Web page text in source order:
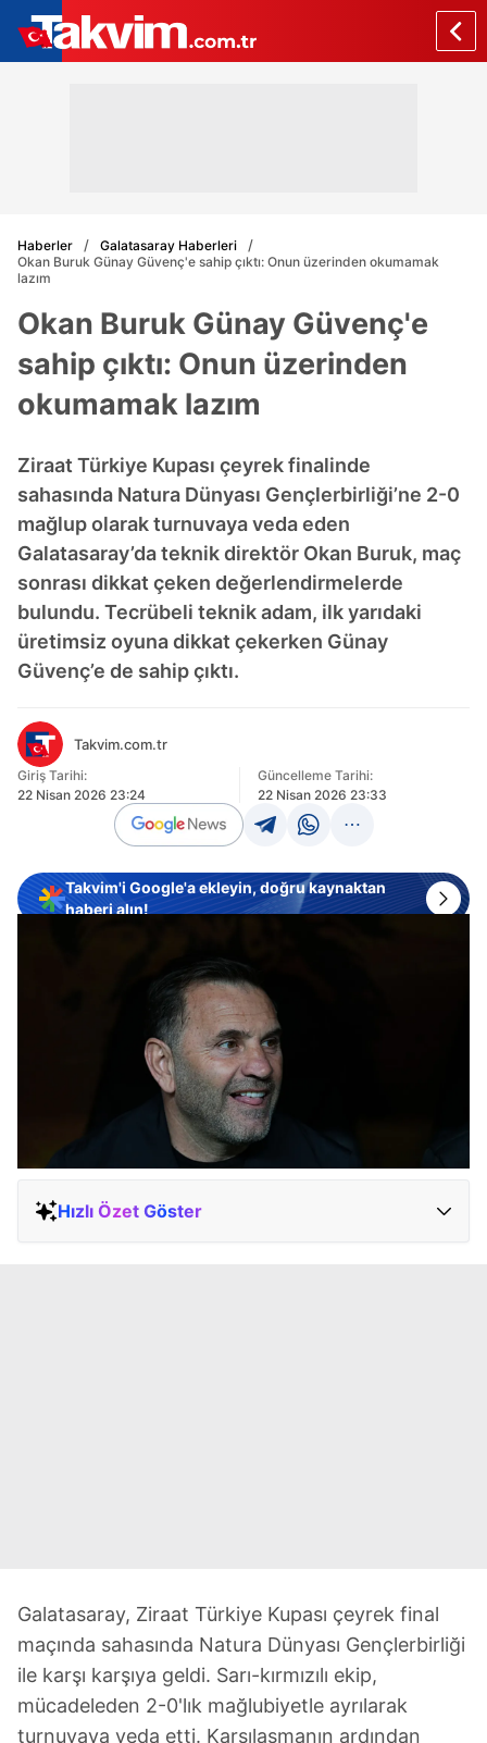
Haberler
Galatasaray Haberleri
Okan Buruk Günay Güvenç'e sahip çıktı: Onun üzerinden okumamak
lazım
Okan Buruk Günay Güvenç'e
sahip çıktı: Onun üzerinden
okumamak lazım
Ziraat Türkiye Kupası çeyrek finalinde
sahasında Natura Dünyası Gençlerbirliği’ne 2-0
mağlup olarak turnuvaya veda eden
Galatasaray’da teknik direktör Okan Buruk, maç
sonrası dikkat çeken değerlendirmelerde
bulundu. Tecrübeli teknik adam, ilk yarıdaki
üretimsiz oyuna dikkat çekerken Günay
Güvenç’e de sahip çıktı.
Takvim.com.tr
Giriş Tarihi:
22 Nisan 2026 23:24
Güncelleme Tarihi:
22 Nisan 2026 23:33
Takvim'i Google'a ekleyin, doğru kaynaktan
haberi alın!
Hızlı Özet Göster
Galatasaray, Ziraat Türkiye Kupası çeyrek final
maçında sahasında Natura Dünyası Gençlerbirliği
ile karşı karşıya geldi. Sarı-kırmızılı ekip,
mücadeleden 2-0'lık mağlubiyetle ayrılarak
turnuvaya veda etti. Karşılaşmanın ardından